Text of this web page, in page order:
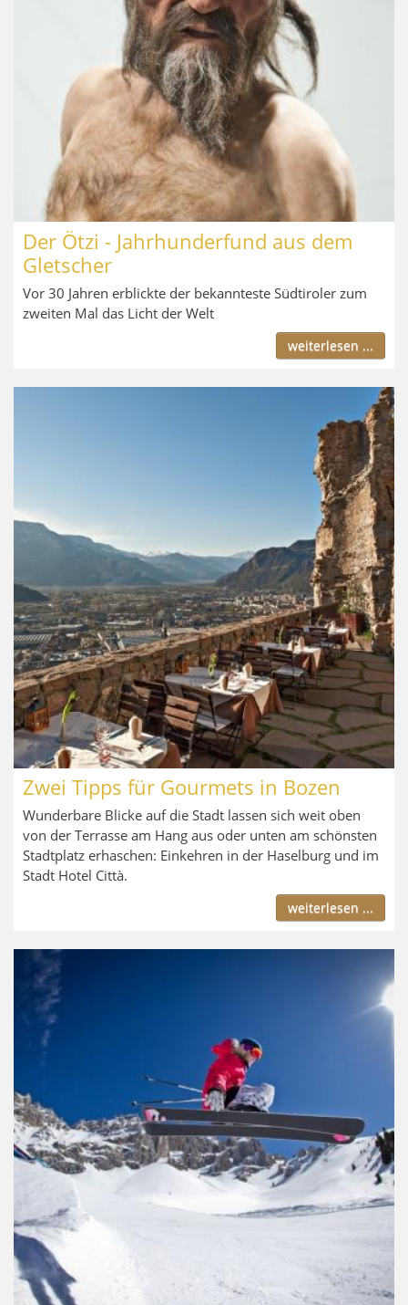
Der Ötzi - Jahrhunderfund aus dem
Gletscher
Vor 30 Jahren erblickte der bekannteste Südtiroler zum
zweiten Mal das Licht der Welt
weiterlesen ...
Zwei Tipps für Gourmets in Bozen
Wunderbare Blicke auf die Stadt lassen sich weit oben
von der Terrasse am Hang aus oder unten am schönsten
Stadtplatz erhaschen: Einkehren in der Haselburg und im
Stadt Hotel Città.
weiterlesen ...